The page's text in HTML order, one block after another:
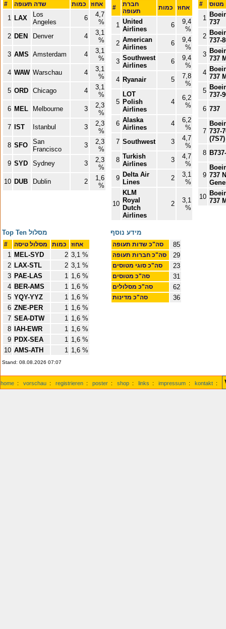
#
1 LAX
Los
Angeles
6
4,7
%
2 DEN Denver 4
3,1
%
3 AMS Amsterdam 4
3,1
%
4 WAW Warschau 4
3,1
%
5 ORD Chicago 4
3,1
%
6 MEL Melbourne 3
2,3
%
7
IST Istanbul 3
2,3
%
8 SFO
San
Francisco
3
2,3
%
9 SYD Sydney 3
2,3
%
10 DUB Dublin 2
1,6
%
#
חברת
1 United
Airlines
6
9,4
%
2 American
Airlines
6
9,4
%
3 Southwest
Airlines
6
9,4
%
4 Ryanair 5
7,8
%
5
LOT
Polish
Airlines
4
6,2
%
6 Alaska
Airlines
4
6,2
%
7 Southwest 3
4,7
%
8 Turkish
Airlines
3
4,7
%
9 Delta Air
Lines
2
3,1
%
10
KLM
Royal
Dutch
Airlines
2
3,1
%
#
1
737
2
737-
3
737
4
737
5
737-
6 737
7 737-
(7S7)
8
9 737
10
737
Top Ten מסלול
#
1 MEL-SYD 2 3,1 %
2 LAX-STL 2 3,1 %
3 PAE-LAS 1 1,6 %
4 BER-AMS 1 1,6 %
5 YQY-YYZ 1 1,6 %
6 ZNE-PER 1 1,6 %
7 SEA-DTW 1 1,6 %
8
IAH-EWR 1 1,6 %
9 PDX-SEA 1 1,6 %
10 AMS-ATH 1 1,6 %
מידע נוסף
סה"כ שדות תעופה 85
29
סה"כ סוגי מטוסים 23
סה"כ מטוסים 31
סה"כ מסלולים 62
סה"כ מדינות 36
Stand: 08.08.2026 07:07
home : vorschau : registrieren : poster : shop : links : impressum : kontakt :